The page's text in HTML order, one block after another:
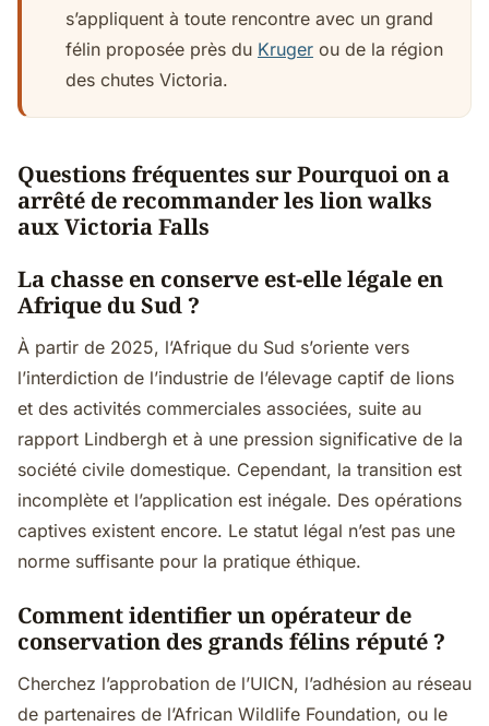
s’appliquent à toute rencontre avec un grand
félin proposée près du Kruger ou de la région
des chutes Victoria.
Questions fréquentes sur Pourquoi on a
arrêté de recommander les lion walks
aux Victoria Falls
La chasse en conserve est-elle légale en
Afrique du Sud ?
À partir de 2025, l’Afrique du Sud s’oriente vers
l’interdiction de l’industrie de l’élevage captif de lions
et des activités commerciales associées, suite au
rapport Lindbergh et à une pression significative de la
société civile domestique. Cependant, la transition est
incomplète et l’application est inégale. Des opérations
captives existent encore. Le statut légal n’est pas une
norme suffisante pour la pratique éthique.
Comment identifier un opérateur de
conservation des grands félins réputé ?
Cherchez l’approbation de l’UICN, l’adhésion au réseau
de partenaires de l’African Wildlife Foundation, ou le